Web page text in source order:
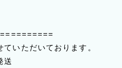
いただいております。
送